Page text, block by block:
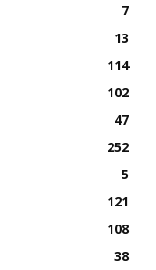
7
13
114
102
47
252
5
121
108
38